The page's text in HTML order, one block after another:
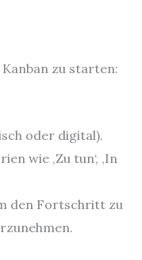
zu starten:
oder digital).
wie ‚Zu tun‘, ‚In
den Fortschritt zu